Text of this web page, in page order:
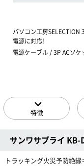
パソコン工房
電源に対応!
電源ケーブル / 3P ACソケ
特徴
サンワサプライ KB-
トラッキング火災予防絶